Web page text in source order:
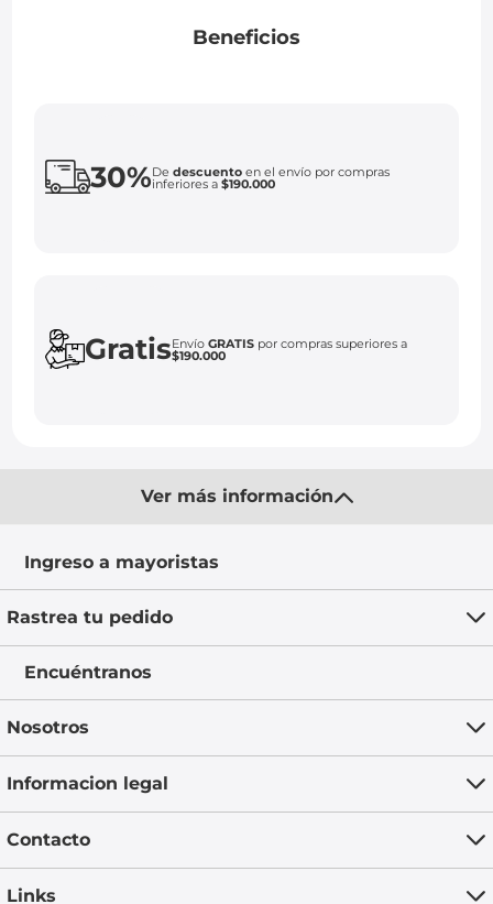
Beneficios
30%Dedescuento en el envío por compras
inferiores a$190.000
GratisEnvíoGRATIS por compras superiores a
$190.000
Ver más información
Ingreso a mayoristas
Rastrea tu pedido
Encuéntranos
Nosotros
Informacion legal
Contacto
Links